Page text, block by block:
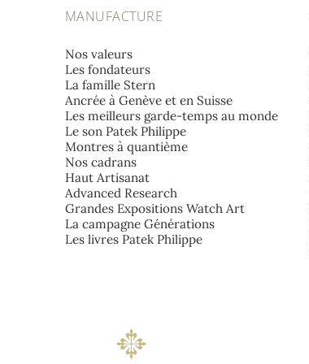
MANUFACTURE
Nos valeurs
Les fondateurs
La famille Stern
Ancrée à Genève et en Suisse
Les meilleurs garde-temps au monde
Le son Patek Philippe
Montres à quantième
Nos cadrans
Haut Artisanat
Advanced Research
Grandes Expositions Watch Art
La campagne Générations
Les livres Patek Philippe